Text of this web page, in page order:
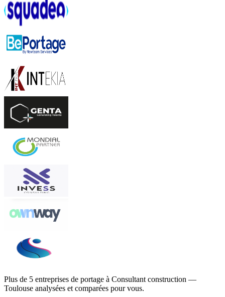
Plus de 5 entreprises de portage à Consultant construction —
Toulouse analysées et comparées pour vous.